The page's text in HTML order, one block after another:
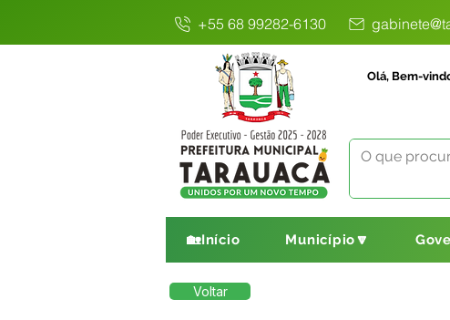
+55 68 99282-6130
Olá, Bem-
🏡Início Município🔽
Voltar